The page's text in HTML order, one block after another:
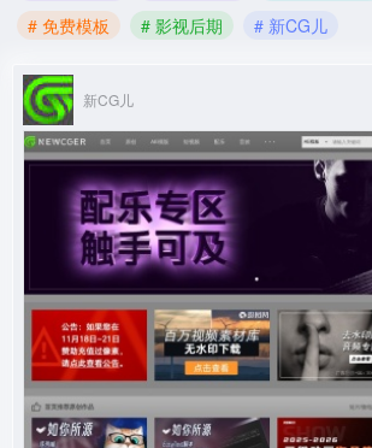
# 免费模板
# 影视后期 # 新CG儿
新CG儿